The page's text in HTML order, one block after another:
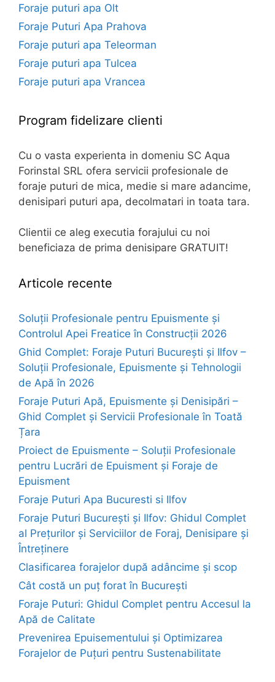
Foraje puturi apa Olt
Foraje Puturi Apa Prahova
Foraje puturi apa Teleorman
Foraje puturi apa Tulcea
Foraje puturi apa Vrancea
Program fidelizare clienti
Cu o vasta experienta in domeniu SC Aqua
Forinstal SRL ofera servicii profesionale de
foraje puturi de mica, medie si mare adancime,
denisipari puturi apa, decolmatari in toata tara.
Clientii ce aleg executia forajului cu noi
beneficiaza de prima denisipare GRATUIT!
Articole recente
Soluții Profesionale pentru Epuismente și
Controlul Apei Freatice în Construcții 2026
Ghid Complet: Foraje Puturi București și Ilfov –
Soluții Profesionale, Epuismente și Tehnologii
de Apă în 2026
Foraje Puturi Apă, Epuismente și Denisipări –
Ghid Complet și Servicii Profesionale în Toată
Țara
Proiect de Epuismente – Soluții Profesionale
pentru Lucrări de Epuisment și Foraje de
Epuisment
Foraje Puturi Apa Bucuresti si Ilfov
Foraje Puturi București și Ilfov: Ghidul Complet
al Prețurilor și Serviciilor de Foraj, Denisipare și
Întreținere
Clasificarea forajelor după adâncime și scop
Cât costă un puț forat în București
Foraje Puturi: Ghidul Complet pentru Accesul la
Apă de Calitate
Prevenirea Epuisementului și Optimizarea
Forajelor de Puțuri pentru Sustenabilitate